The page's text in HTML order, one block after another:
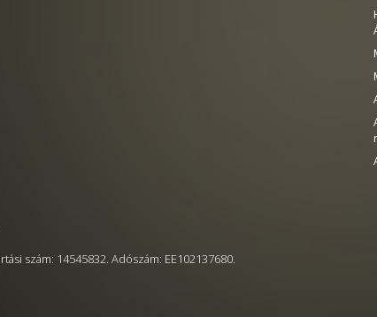
szám: 14545832. Adószám: EE102137680.